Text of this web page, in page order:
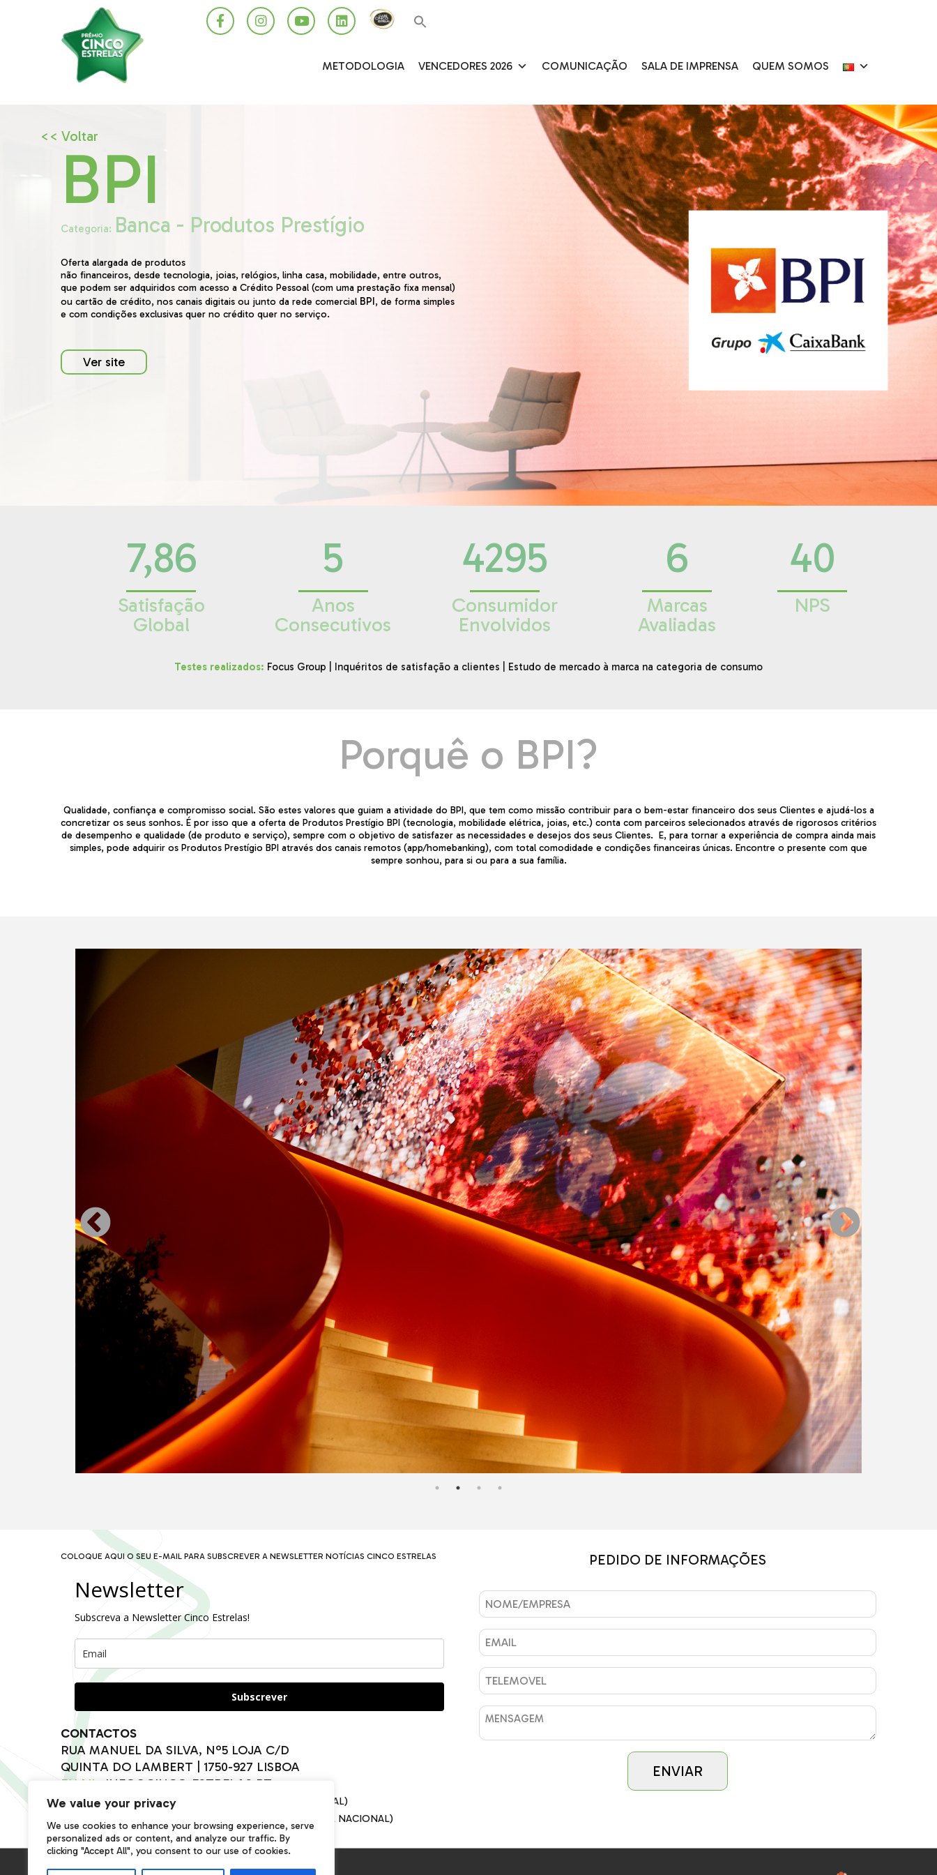
We value your privacy
We use cookies to enhance your browsing experience, serve
personalized ads or content, and analyze our traffic. By
clicking "Accept All", you consent to our use of cookies.
METODOLOGIA VENCEDORES 2026 COMUNICAÇÃO SALA DE IMPRENSA QUEM SOMOS
<< Voltar
BPI
Categoria: Banca - Produtos Prestígio
Oferta alargada de produtos
não financeiros, desde tecnologia, joias, relógios, linha casa, mobilidade, entre outros,
que podem ser adquiridos com acesso a Crédito Pessoal (com uma prestação fixa mensal)
ou cartão de crédito, nos canais digitais ou junto da rede comercial BPI, de forma simples
e com condições exclusivas quer no crédito quer no serviço.
Ver site
7,86
Satisfação
Global
5
Anos
Consecutivos
4295
Consumidor
Envolvidos
6
Marcas
Avaliadas
40
NPS
Testes realizados: Focus Group | Inquéritos de satisfação a clientes | Estudo de mercado à marca na categoria de consumo
Porquê o BPI?
Qualidade, confiança e compromisso social. São estes valores que guiam a atividade do BPI, que tem como missão contribuir para o bem-estar financeiro dos seus Clientes e ajudá-los a
concretizar os seus sonhos. É por isso que a oferta de Produtos Prestígio BPI (tecnologia, mobilidade elétrica, joias, etc.) conta com parceiros selecionados através de rigorosos critérios
de desempenho e qualidade (de produto e serviço), sempre com o objetivo de satisfazer as necessidades e desejos dos seus Clientes. E, para tornar a experiência de compra ainda mais
simples, pode adquirir os Produtos Prestígio BPI através dos canais remotos (app/homebanking), com total comodidade e condições financeiras únicas. Encontre o presente com que
sempre sonhou, para si ou para a sua família.
COLOQUE AQUI O SEU E-MAIL PARA SUBSCREVER A NEWSLETTER NOTÍCIAS CINCO ESTRELAS
Newsletter
Subscreva a Newsletter Cinco Estrelas!
Subscrever
CONTACTOS
RUA MANUEL DA SILVA, Nº5 LOJA C/D
QUINTA DO LAMBERT | 1750-927 LISBOA
EMAIL: INFO@CINCO-ESTRELAS.PT
TEL:217590354 (CHAMADA PARA A REDE FIXA NACIONAL)
(CHAMADAS PARA REDE MÓVEL NACIONAL)
PEDIDO DE INFORMAÇÕES